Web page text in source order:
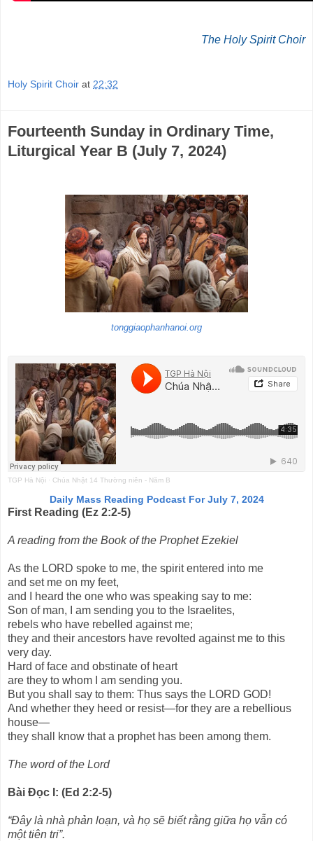
The Holy Spirit Choir
Holy Spirit Choir at 22:32
Fourteenth Sunday in Ordinary Time,
Liturgical Year B (July 7, 2024)
tonggiaophanhanoi.org
TGP Hà Nội · Chúa Nhật 14 Thường niên - Năm B
Daily Mass Reading Podcast For July 7, 2024
First Reading (Ez 2:2-5)
A reading from the Book of the Prophet Ezekiel
As the LORD spoke to me, the spirit entered into me
and set me on my feet,
and I heard the one who was speaking say to me:
Son of man, I am sending you to the Israelites,
rebels who have rebelled against me;
they and their ancestors have revolted against me to this
very day.
Hard of face and obstinate of heart
are they to whom I am sending you.
But you shall say to them: Thus says the LORD GOD!
And whether they heed or resist—for they are a rebellious
house—
they shall know that a prophet has been among them.
The word of the Lord
Bài Ðọc I: (Ed 2:2-5)
“Ðây là nhà phản loạn, và họ sẽ biết rằng giữa họ vẫn có
một tiên tri”.